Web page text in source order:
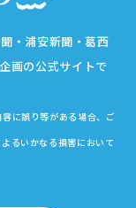
・浦安新聞・葛西
画の公式サイトで
に誤り等がある場合、ご
るいかなる損害において